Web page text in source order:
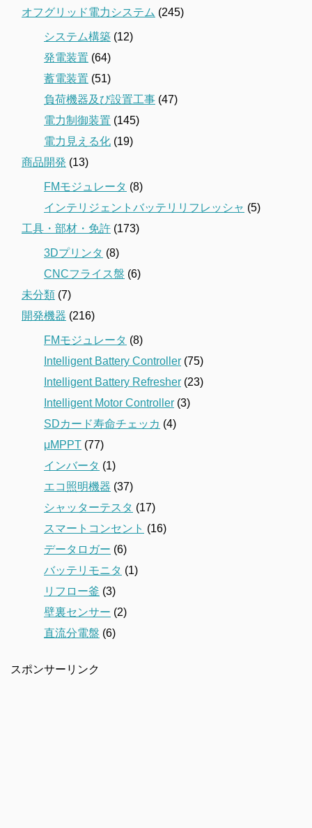
オフグリッド電力システム (245)
システム構築 (12)
発電装置 (64)
蓄電装置 (51)
負荷機器及び設置工事 (47)
電力制御装置 (145)
電力見える化 (19)
商品開発 (13)
FMモジュレータ (8)
インテリジェントバッテリリフレッシャ (5)
工具・部材・免許 (173)
3Dプリンタ (8)
CNCフライス盤 (6)
未分類 (7)
開発機器 (216)
FMモジュレータ (8)
Intelligent Battery Controller (75)
Intelligent Battery Refresher (23)
Intelligent Motor Controller (3)
SDカード寿命チェッカ (4)
μMPPT (77)
インバータ (1)
エコ照明機器 (37)
シャッターテスタ (17)
スマートコンセント (16)
データロガー (6)
バッテリモニタ (1)
リフロー釜 (3)
壁裏センサー (2)
直流分電盤 (6)
スポンサーリンク